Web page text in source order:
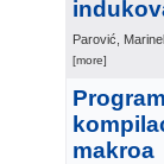
Parović,
[more]
makroa